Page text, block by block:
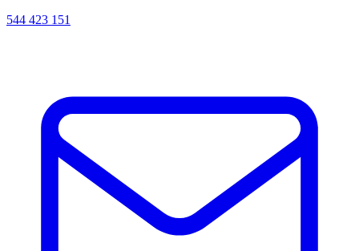
544 423 151